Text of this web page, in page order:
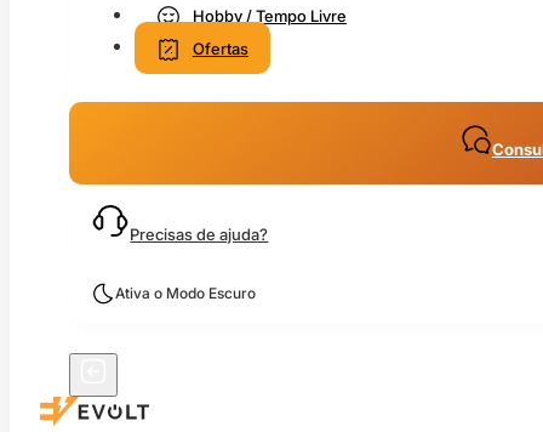
Hobby / Tempo Livre
Ofertas
Precisas de ajuda?
Ativa o Modo Escuro